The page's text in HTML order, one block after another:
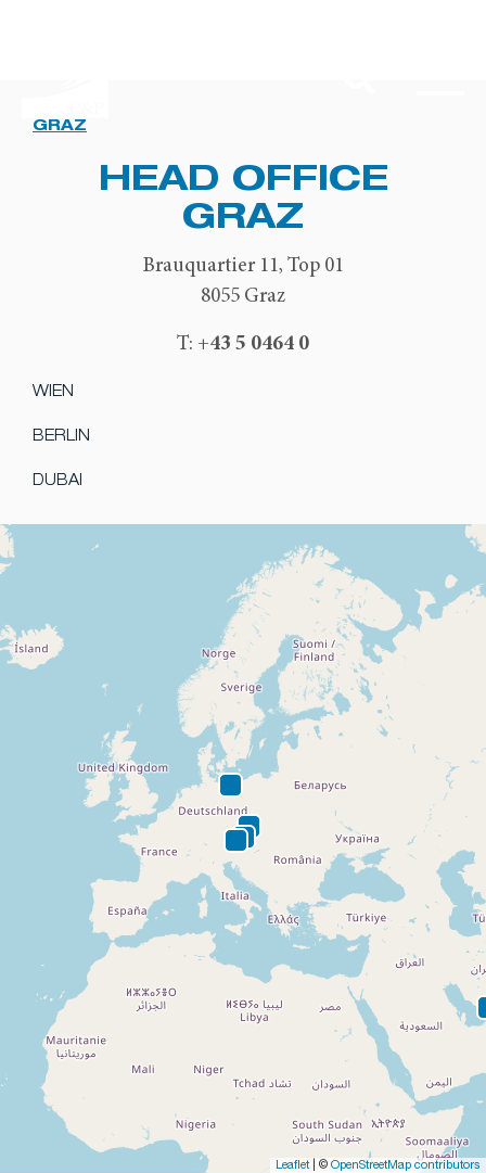
GRAZ
HEAD OFFICE
GRAZ
Brauquartier 11, Top 01
8055 Graz
T: +43 5 0464 0
WIEN
BERLIN
DUBAI
Leaflet| © OpenStreetMap contributors